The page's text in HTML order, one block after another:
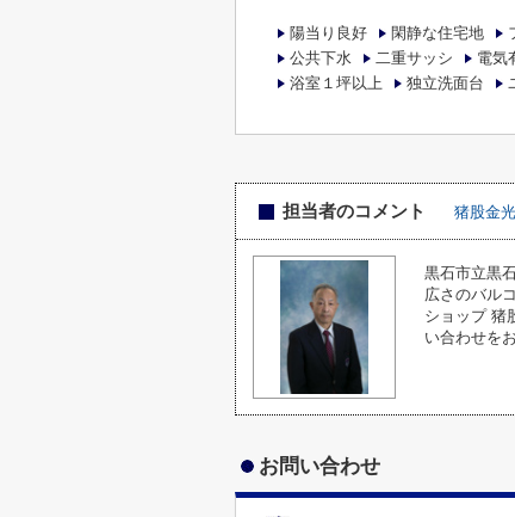
陽当り良好 閑静な住宅地
公共下水
二重サッシ 電気
浴室１坪以上
独立洗面台
担当者のコメント 猪股金光
黒石市立黒
広さのバル
ショップ 猪
い合わせを
お問い合わせ